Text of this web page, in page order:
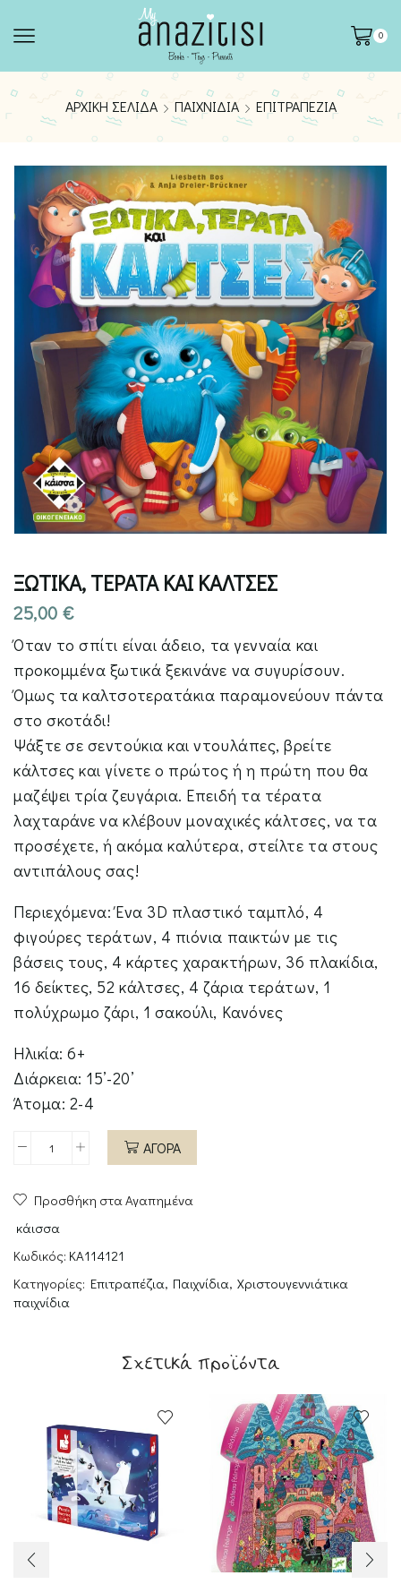
0
ΑΡΧΙΚΉ ΣΕΛΊΔΑ ΠΑΙΧΝΊΔΙΑ ΕΠΙΤΡΑΠΈΖΙΑ
ΞΩΤΙΚΑ, ΤΕΡΑΤΑ ΚΑΙ ΚΑΛΤΣΕΣ
25,00 €
Όταν το σπίτι είναι άδειο, τα γενναία και
προκομμένα ξωτικά ξεκινάνε να συγυρίσουν.
Όμως τα καλτσοτερατάκια παραμονεύουν πάντα
στο σκοτάδι!
Ψάξτε σε σεντούκια και ντουλάπες, βρείτε
κάλτσες και γίνετε ο πρώτος ή η πρώτη που θα
μαζέψει τρία ζευγάρια. Επειδή τα τέρατα
λαχταράνε να κλέβουν μοναχικές κάλτσες, να τα
προσέχετε, ή ακόμα καλύτερα, στείλτε τα στους
αντιπάλους σας!
Περιεχόμενα: Ένα 3D πλαστικό ταμπλό, 4
φιγούρες τεράτων, 4 πιόνια παικτών με τις
βάσεις τους, 4 κάρτες χαρακτήρων, 36 πλακίδια,
16 δείκτες, 52 κάλτσες, 4 ζάρια τεράτων, 1
πολύχρωμο ζάρι, 1 σακούλι, Κανόνες
Ηλικία: 6+
Διάρκεια: 15’-20’
Άτομα: 2-4
ΞΩΤΙΚΑ,
ΚΑΙ
ΚΑΛΤΣΕΣ
ποσότητα
ΑΓΟΡΑ
Προσθήκη στα Αγαπημένα
κάισσα
Κωδικός: KA114121
Κατηγορίες: Επιτραπέζια, Παιχνίδια, Χριστουγεννιάτικα
παιχνίδια
Σχετικά προϊόντα